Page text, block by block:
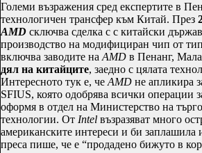
Големи възражения сред експертите в
технологичен трансфер към Китай. През
AMD сключва сделка с с китайски
производство на модифициран чип от
включва заводите наAMD в Пенанг,
дял на китайците, заедно с цялата
Интересното тук е, чеAMD не апликира
SFIUS, която одобрява всички операции
оформя в отдел на Министерство на
технологии. От Intel възразяват много
американските интереси и би
преса пише, че е “продадено бижуто в